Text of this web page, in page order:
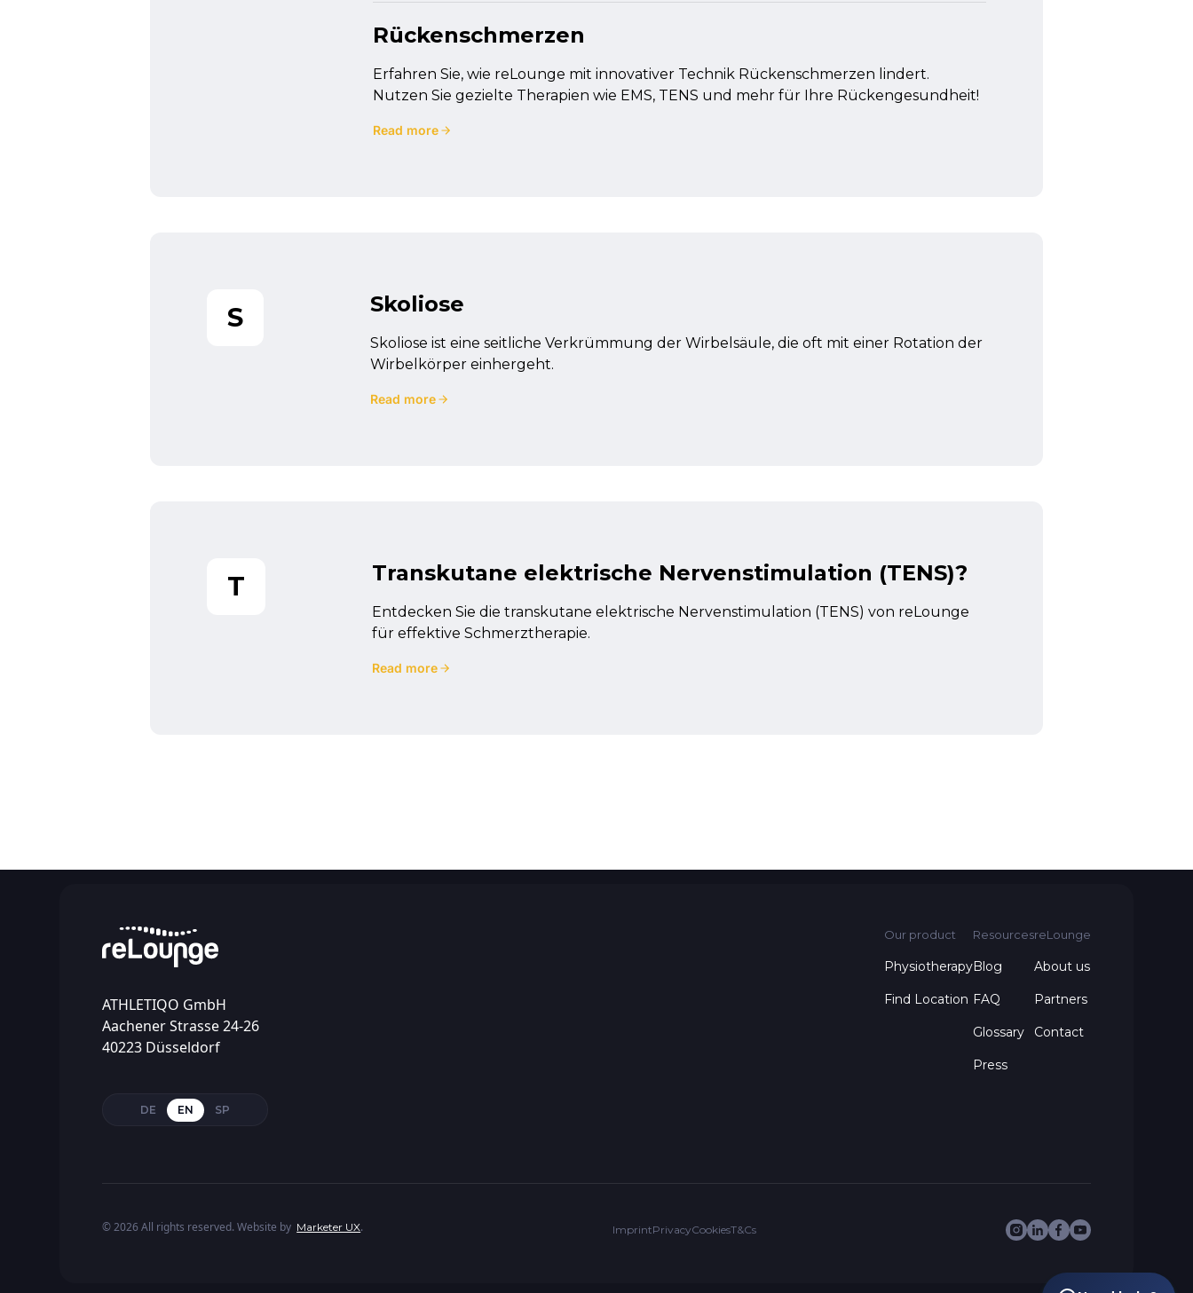
Rückenschmerzen
Erfahren Sie, wie reLounge mit innovativer Technik Rückenschmerzen lindert.
Nutzen Sie gezielte Therapien wie EMS, TENS und mehr für Ihre Rückengesundheit!
Read more
S Skoliose
Skoliose ist eine seitliche Verkrümmung der Wirbelsäule, die oft mit einer Rotation der
Wirbelkörper einhergeht.
Read more
T Transkutane elektrische Nervenstimulation (TENS)?
Entdecken Sie die transkutane elektrische Nervenstimulation (TENS) von reLounge
für effektive Schmerztherapie.
Read more
ATHLETIQO GmbH
Aachener Strasse 24-26
40223 Düsseldorf
DE EN SP
Our product
Physiotherapy
Find Location
Resources
Blog
FAQ
Glossary
Press
reLounge
About us
Partners
Contact
©2026 All rights reserved. Website by Marketer UX. ImprintPrivacyCookiesT&Cs